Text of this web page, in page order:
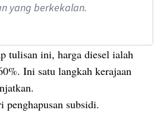
yang berkekalan.
tulisan ini, harga diesel ialah
Ini satu langkah kerajaan
subsidi.